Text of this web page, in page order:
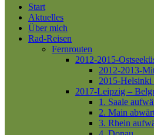
Close
Menu
Start
Aktuelles
Über mich
Rad-Reisen
Fernrouten
2012-2015-
2012-2013-
2015-Helsinki
2017-Leipzig –
1. Saale
2. Main
3. Rhein